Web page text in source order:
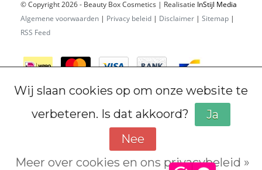
© Copyright 2026 - Beauty Box Cosmetics | Realisatie InStijl Media
Algemene voorwaarden | Privacy beleid | Disclaimer | Sitemap |
RSS Feed
Wij slaan cookies op om onze website te
verbeteren. Is dat akkoord?
Ja
Nee
Meer over cookies en ons privacybeleid »